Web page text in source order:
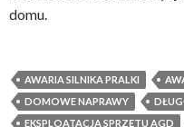
domu.
AWARIA SILNIKA PRALKI
DOMOWE NAPRAWY
EKSPLOATACJA SPRZĘTU AGD